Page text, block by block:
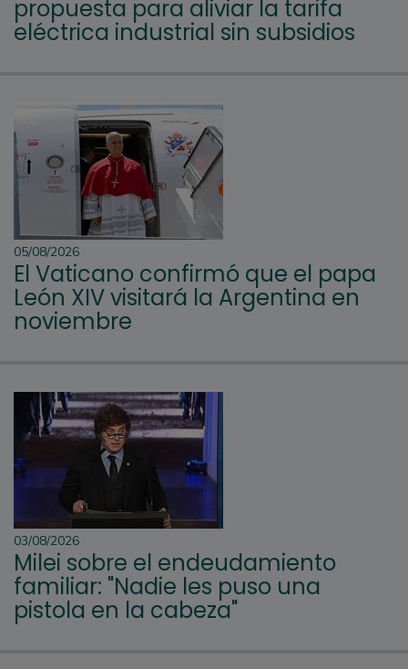
propuesta para aliviar la tarifa
eléctrica industrial sin subsidios
05/08/2026
El Vaticano confirmó que el papa
León XIV visitará la Argentina en
noviembre
03/08/2026
Milei sobre el endeudamiento
familiar: "Nadie les puso una
pistola en la cabeza"